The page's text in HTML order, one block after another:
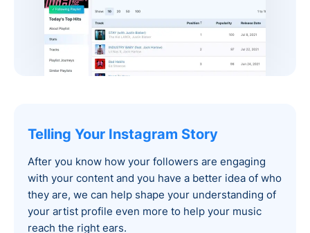
Telling Your Instagram Story‍
After you know how your followers are engaging
with your content and you have a better idea of who
they are, we can help shape your understanding of
your artist profile even more to help your music
reach the right ears.